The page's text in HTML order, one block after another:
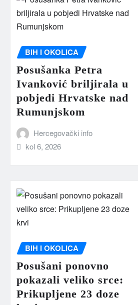
BIH I OKOLICA
Posušanka Petra
Ivanković briljirala u
pobjedi Hrvatske nad
Rumunjskom
Hercegovački info
kol 6, 2026
BIH I OKOLICA
Posušani ponovno
pokazali veliko srce:
Prikupljene 23 doze